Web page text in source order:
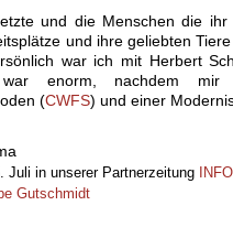
und die Menschen die
und ihre geliebten
war ich mit Herbert
enorm, nachdem mir
(CWFS) und einer
Juli in unserer Partnerzeitung
Gutschmidt